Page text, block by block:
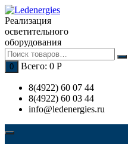
Перейти
к
содержимому
Реализация
осветительного
оборудования
0 Всего: 0 Р
8(4922) 60 07 44
8(4922) 60 03 44
info@ledenergies.ru